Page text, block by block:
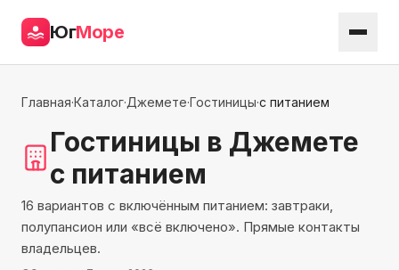
ЮгМоре
Главная·Каталог·Джемете·Гостиницы·с питанием
Гостиницы в Джемете
с питанием
16 вариантов с включённым питанием: завтраки,
полупансион или «всё включено». Прямые контакты
владельцев.